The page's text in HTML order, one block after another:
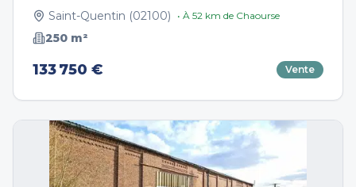
Saint-Quentin (02100) • À 52 km de Chaourse
250 m²
133 750 € Vente